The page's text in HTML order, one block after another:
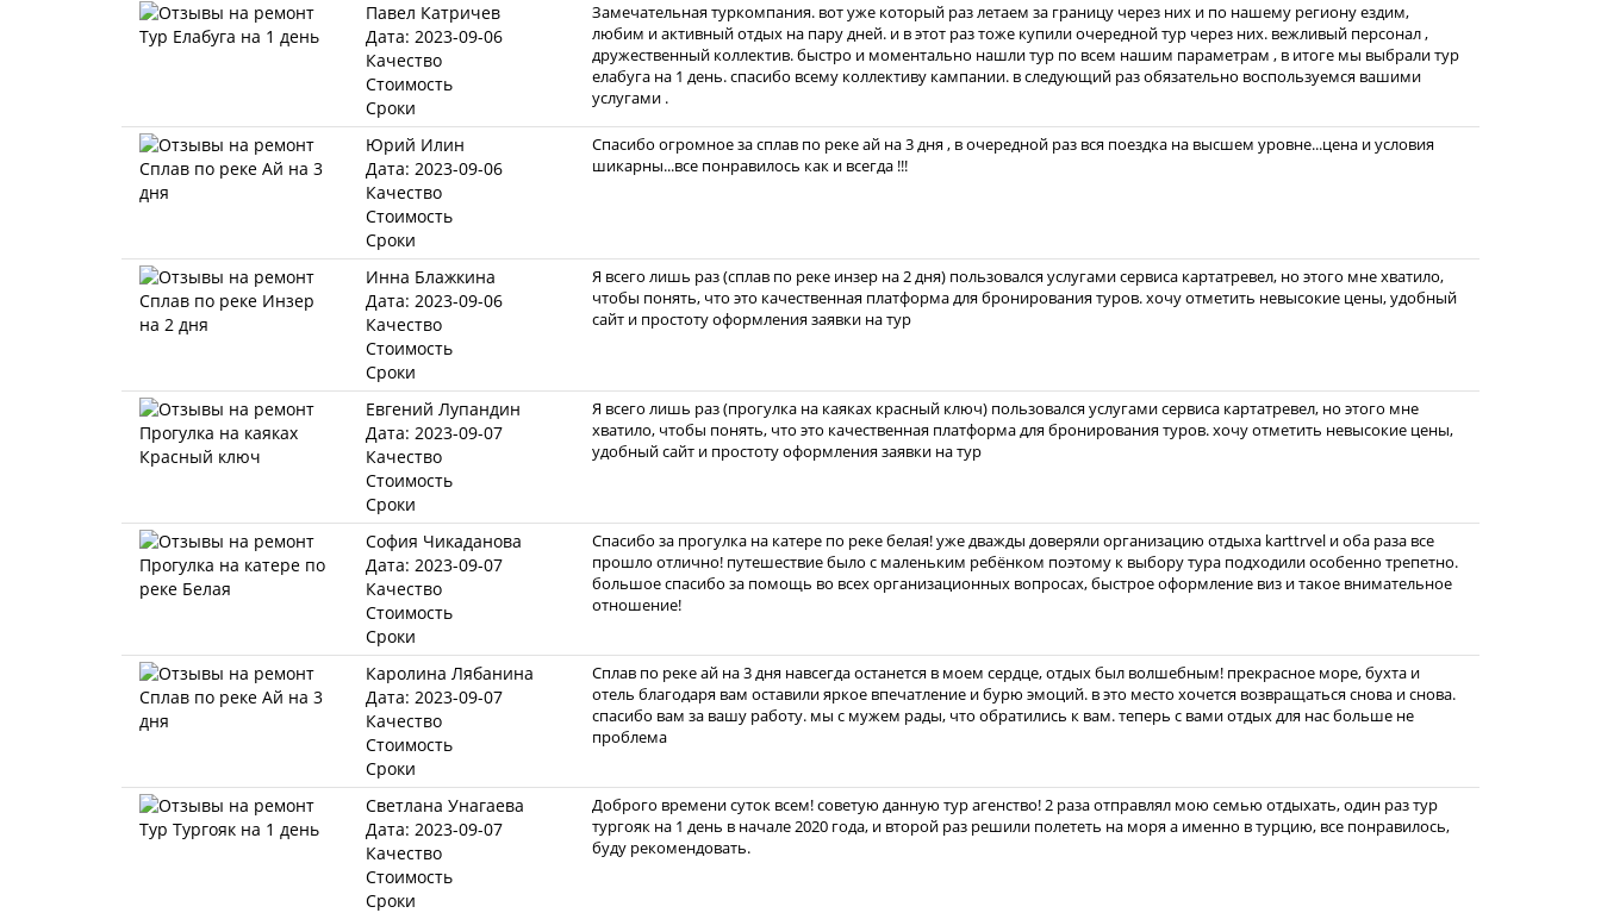
Павел Катричев
Дата: 2023-09-06
Качество
Стоимость
Сроки
Замечательная туркомпания. вот уже который раз летаем за границу через них и по нашему региону ездим,
любим и активный отдых на пару дней. и в этот раз тоже купили очередной тур через них. вежливый персонал ,
дружественный коллектив. быстро и моментально нашли тур по всем нашим параметрам , в итоге мы выбрали тур
елабуга на 1 день. спасибо всему коллективу кампании. в следующий раз обязательно воспользуемся вашими
услугами .
Юрий Илин
Дата: 2023-09-06
Качество
Стоимость
Сроки
Спасибо огромное за сплав по реке ай на 3 дня , в очередной раз вся поездка на высшем уровне...цена и условия
шикарны...все понравилось как и всегда !!!
Инна Блажкина
Дата: 2023-09-06
Качество
Стоимость
Сроки
Я всего лишь раз (сплав по реке инзер на 2 дня) пользовался услугами сервиса картатревел, но этого мне хватило,
чтобы понять, что это качественная платформа для бронирования туров. хочу отметить невысокие цены, удобный
сайт и простоту оформления заявки на тур
Евгений Лупандин
Дата: 2023-09-07
Качество
Стоимость
Сроки
Я всего лишь раз (прогулка на каяках красный ключ) пользовался услугами сервиса картатревел, но этого мне
хватило, чтобы понять, что это качественная платформа для бронирования туров. хочу отметить невысокие цены,
удобный сайт и простоту оформления заявки на тур
София Чикаданова
Дата: 2023-09-07
Качество
Стоимость
Сроки
Спасибо за прогулка на катере по реке белая! уже дважды доверяли организацию отдыха karttrvel и оба раза все
прошло отлично! путешествие было с маленьким ребёнком поэтому к выбору тура подходили особенно трепетно.
большое спасибо за помощь во всех организационных вопросах, быстрое оформление виз и такое внимательное
отношение!
Каролина Лябанина
Дата: 2023-09-07
Качество
Стоимость
Сроки
Сплав по реке ай на 3 дня навсегда останется в моем сердце, отдых был волшебным! прекрасное море, бухта и
отель благодаря вам оставили яркое впечатление и бурю эмоций. в это место хочется возвращаться снова и снова.
спасибо вам за вашу работу. мы с мужем рады, что обратились к вам. теперь с вами отдых для нас больше не
проблема
Светлана Унагаева
Дата: 2023-09-07
Качество
Стоимость
Сроки
Доброго времени суток всем! советую данную тур агенство! 2 раза отправлял мою семью отдыхать, один раз тур
тургояк на 1 день в начале 2020 года, и второй раз решили полететь на моря а именно в турцию, все понравилось,
буду рекомендовать.